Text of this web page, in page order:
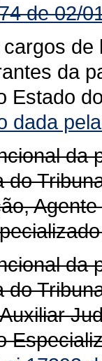
de 02/
de
da
Estado
dada
da
do
da
do